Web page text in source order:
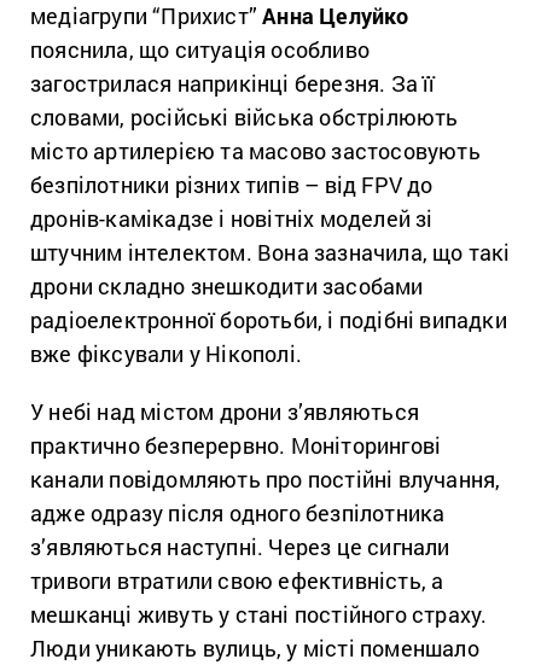
медіагрупи “Прихист”Анна Целуйко
пояснила, що ситуація особливо
загострилася наприкінці березня. За її
словами, російські війська обстрілюють
місто артилерією та масово застосовують
безпілотники різних типів – від FPV до
дронів-камікадзе і новітніх моделей зі
штучним інтелектом. Вона зазначила, що такі
дрони складно знешкодити засобами
радіоелектронної боротьби, і подібні випадки
вже фіксували у Нікополі.
У небі над містом дрони з’являються
практично безперервно. Моніторингові
канали повідомляють про постійні влучання,
адже одразу після одного безпілотника
з’являються наступні. Через це сигнали
тривоги втратили свою ефективність, а
мешканці живуть у стані постійного страху.
Люди уникають вулиць, у місті поменшало